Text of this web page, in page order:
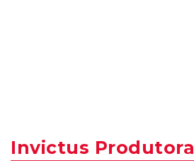
Invictus Produtora